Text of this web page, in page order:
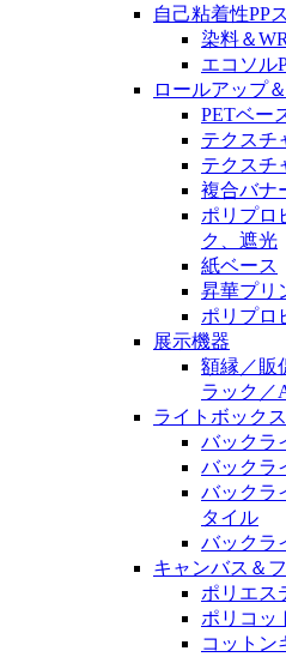
自己粘着性PP
染料＆
エコソル
ロールアップ
PETベー
テクスチ
テクスチ
複合バナ
ポリプロ
ク、遮光
紙ベース
昇華プリ
ポリプロ
展示機器
額縁／販
ラック／
ライトボック
バックラ
バックラ
バックラ
タイル
バックラ
キャンバス＆
ポリエス
ポリコッ
コットン